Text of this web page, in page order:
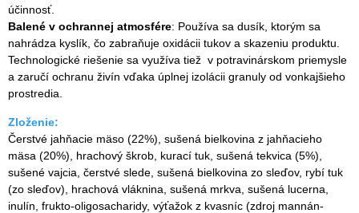
účinnosť.
Balené v ochrannej atmosfére: Používa sa dusík, ktorým sa
nahrádza kyslík, čo zabraňuje oxidácii tukov a skazeniu produktu.
Technologické riešenie sa využíva tiež v potravinárskom priemysle
a zaručí ochranu živín vďaka úplnej izolácii granuly od vonkajšieho
prostredia.
Zloženie:
Čerstvé jahňacie mäso (22%), sušená bielkovina z jahňacieho
mäsa (20%), hrachový škrob, kurací tuk, sušená tekvica (5%),
sušené vajcia, čerstvé slede, sušená bielkovina zo sleďov, rybí tuk
(zo sleďov), hrachová vláknina, sušená mrkva, sušená lucerna,
inulín, frukto-oligosacharidy, výťažok z kvasníc (zdroj mannán-